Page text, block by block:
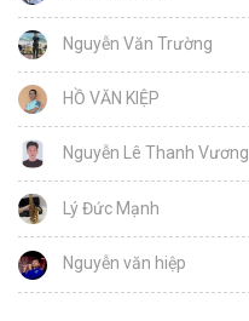
Nguyễn Văn Trường
HỒ VĂN KIỆP
Nguyễn Lê Thanh Vương
Lý Đức Mạnh
Nguyễn văn hiệp